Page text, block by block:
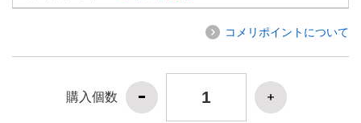
コメリポイントについて
購入個数